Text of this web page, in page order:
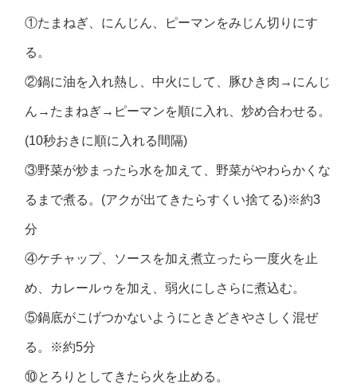
①たまねぎ、にんじん、ピーマンをみじん切りにす
る。
②鍋に油を入れ熱し、中火にして、豚ひき肉→にんじ
ん→たまねぎ→ピーマンを順に入れ、炒め合わせる。
(10秒おきに順に入れる間隔)
③野菜が炒まったら水を加えて、野菜がやわらかくな
るまで煮る。(アクが出てきたらすくい捨てる)※約3
分
④ケチャップ、ソースを加え煮立ったら一度火を止
め、カレールゥを加え、弱火にしさらに煮込む。
⑤鍋底がこげつかないようにときどきやさしく混ぜ
る。※約5分
⑩とろりとしてきたら火を止める。